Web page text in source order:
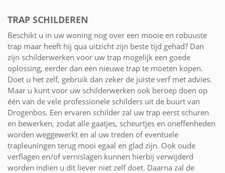
TRAP SCHILDEREN
Beschikt u in uw woning nog over een mooie en robuuste
trap maar heeft hij qua uitzicht zijn beste tijd gehad? Dan
zijn schilderwerken voor uw trap mogelijk een goede
oplossing, eerder dan een nieuwe trap te moeten kopen.
Doet u het zelf, gebruik dan zeker de juiste verf met advies.
Maar u kunt voor uw schilderwerken ook beroep doen op
één van de vele professionele schilders uit de buurt van
Drogenbos. Een ervaren schilder zal uw trap eerst schuren
en bewerken, zodat alle gaatjes, scheurtjes en oneffenheden
worden weggewerkt en al uw treden of eventuele
trapleuningen terug mooi egaal en glad zijn. Ook oude
verflagen en/of vernislagen kunnen hierbij verwijderd
worden indien u dit liever niet zelf doet. Daarna zal de